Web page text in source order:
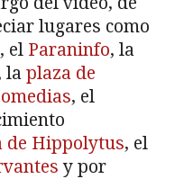
lugares como
, el Paraninfo, la
la plaza de
, el
de Hippolytus, el
y por